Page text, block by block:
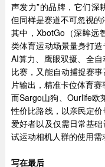
声发力”的品牌，它们深
但同样是赛道不可忽视的
其中，XbotGo（深眸远
类体育运动场景量身打
AI算力、鹰眼双摄、全
比赛，又能自动捕捉赛
片输出，精准卡位体育赛
而Sargo山狗、Ourlife欧
性价比路线，以亲民定
爱好者以及仅需日常基
试运动相机人群的使用需
写在最后